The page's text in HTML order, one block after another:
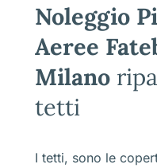
Noleggio
Aeree
Milano
tetti
I tetti, sono le